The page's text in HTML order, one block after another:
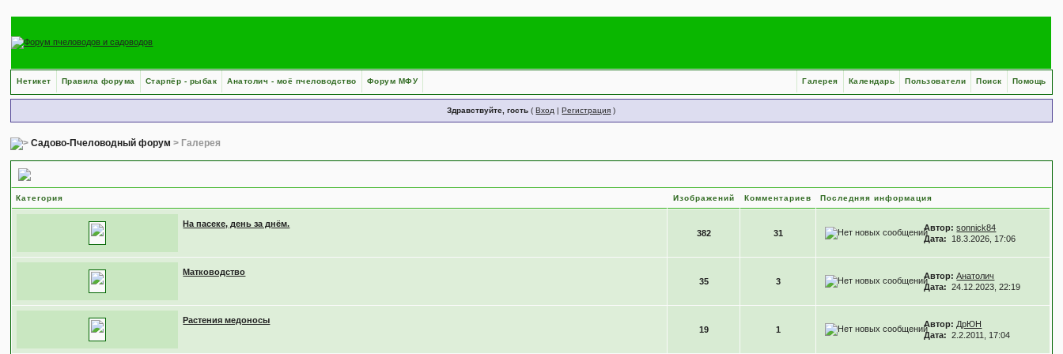
Нетикет Правила форума Старпёр - рыбак Анатолич - моё пчеловодство Форум МФУ Помощь
Поиск
Пользователи
Календарь
Галерея
Здравствуйте, гость (Вход |Регистрация )
Садово-Пчеловодный форум > Галерея
Категория Изображений Комментариев Последняя информация
На пасеке, день за днём.
382
31
Автор: sonnick84
Дата:
18.3.2026, 17:06
Матководство
35
3
Автор: Анатолич
Дата: 24.12.2023, 22:19
Растения медоносы
19
1
Автор: ДрЮН
Дата: 2.2.2011, 17:04